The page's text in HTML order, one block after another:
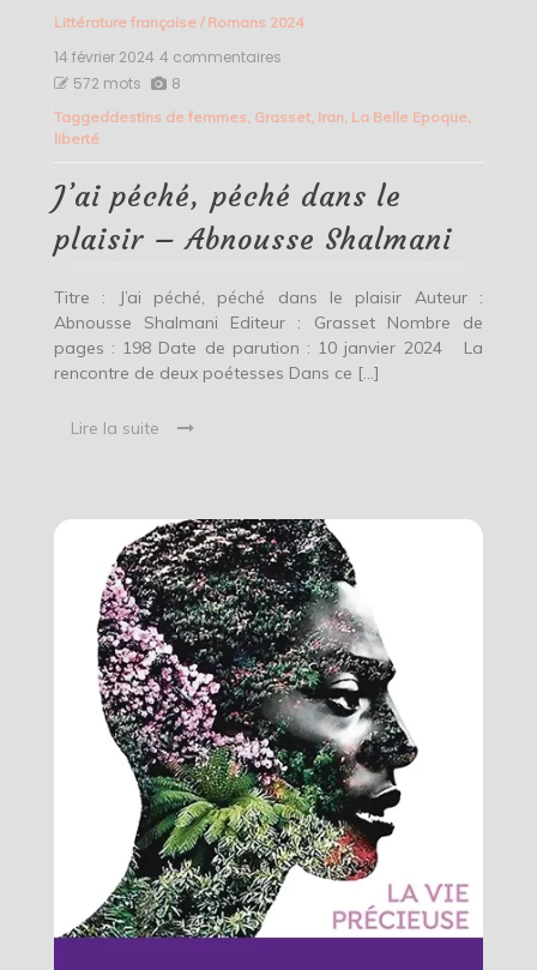
Littérature française/ Romans 2024
14 février 2024 4 commentaires
péché
plaisir
–
Abnousse
Shalmani
572 mots 8
Taggeddestins de femmes Grasset, Iran, La Belle Epoque,
liberté
J’ai péché, péché dans le
plaisir – Abnousse Shalmani
Titre : J’ai péché, péché dans le plaisir Auteur :
Abnousse Shalmani Editeur : Grasset Nombre de
pages : 198 Date de parution : 10 janvier 2024 La
rencontre de deux poétesses Dans ce […]
Lire la suite